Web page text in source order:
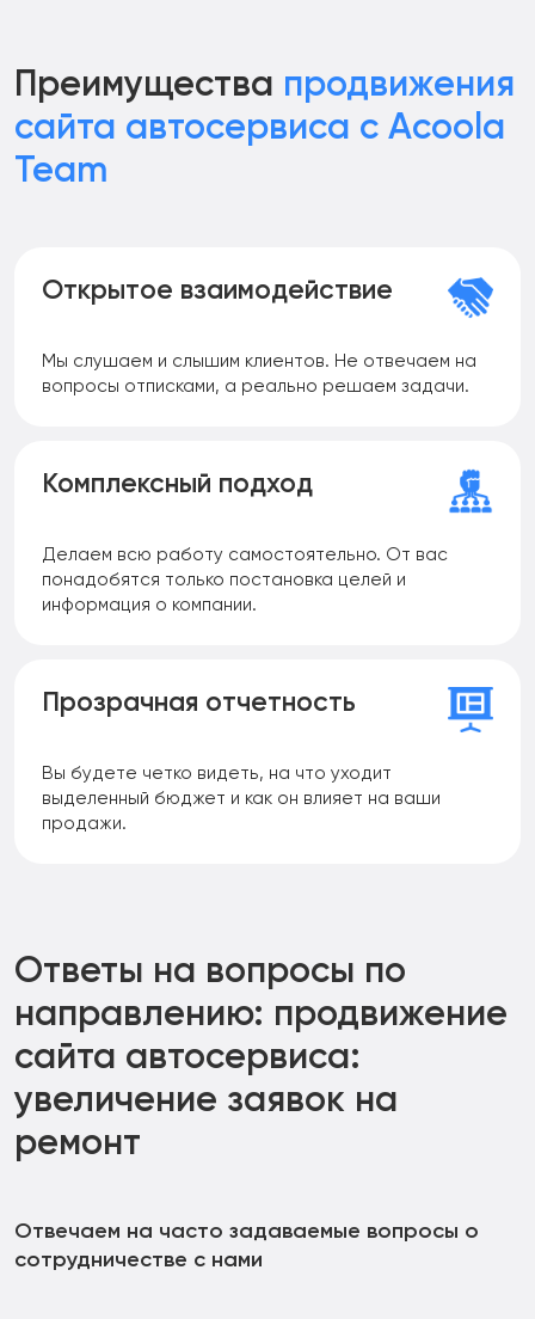
Преимущества продвижения
сайта автосервиса с Acoola
Team
Открытое взаимодействие
Мы слушаем и слышим клиентов. Не отвечаем на
вопросы отписками, а реально решаем задачи.
Комплексный подход
Делаем всю работу самостоятельно. От вас
понадобятся только постановка целей и
информация о компании.
Прозрачная отчетность
Вы будете четко видеть, на что уходит
выделенный бюджет и как он влияет на ваши
продажи.
Ответы на вопросы по
направлению: продвижение
сайта автосервиса:
увеличение заявок на
ремонт
Отвечаем на часто задаваемые вопросы о
сотрудничестве с нами